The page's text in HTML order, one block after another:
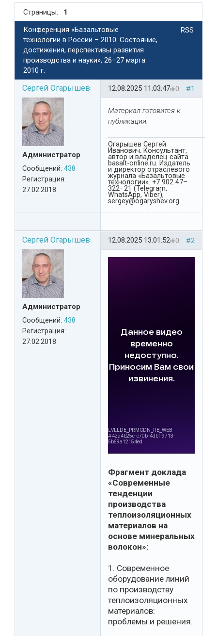
Страницы: 1
RSS
Конференция «Базальтовые
технологии в России – 2010. Состояние,
достижения, перспективы развития
производства и науки», 26–27 марта
2010 г.
Сергей Огарышев
Администратор
Сообщений: 438
Регистрация:
27.02.2018
#1
0
12.08.2025 11:03:47
Материал готовится к
публикации.
Огарышев Сергей
Иванович. Консультант,
автор и владелец сайта
basalt-online.ru. Издатель
и директор отраслевого
журнала «Базальтовые
технологии». +7 902 47–
322–21 (Telegram,
WhatsApp, Viber),
sergey@ogaryshev.org
Сергей Огарышев
Администратор
Сообщений: 438
Регистрация:
27.02.2018
#2
0
12.08.2025 13:01:52
Фрагмент доклада
«Современные
тенденции
производства
теплоизоляционных
материалов на
основе минеральных
волокон»:
1. Современное
оборудование линий
по производству
теплоизоляционных
материалов:
проблемы и решения.